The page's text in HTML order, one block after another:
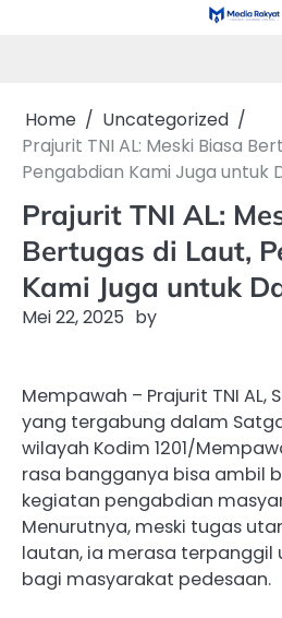
Home
Uncategorized
Prajurit TNI AL: Meski Biasa
Pengabdian Kami Juga untuk
Prajurit TNI AL:
Bertugas di Laut,
Kami Juga untuk
Mei 22, 2025 by
Mempawah – Prajurit TNI AL,
yang tergabung dalam
wilayah Kodim 1201/
rasa bangganya bisa ambil
kegiatan pengabdian
Menurutnya, meski tugas
lautan, ia merasa terpanggil
bagi masyarakat pedesaan.